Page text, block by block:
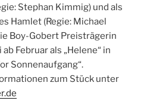
Stephan Kimmig) und als
Hamlet (Regie: Michael
Boy-Gobert Preisträgerin
Februar als „Helene“ in
Sonnenaufgang“.
zum Stück unter